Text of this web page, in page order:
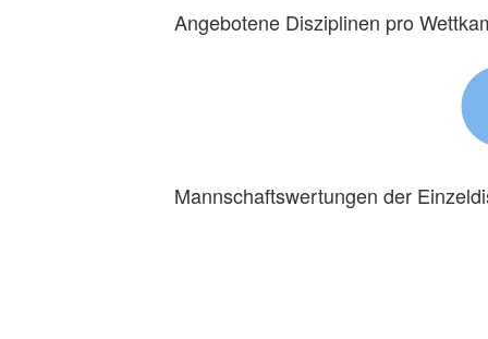
Angebotene Disziplinen pro
Mannschaftswertungen der